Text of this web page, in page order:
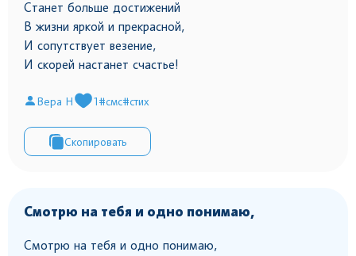
Станет больше достижений
В жизни яркой и прекрасной,
И сопутствует везение,
И скорей настанет счастье!
Вера Н 1#смс#стих
Скопировать
Смотрю на тебя и одно понимаю,
Смотрю на тебя и одно понимаю,